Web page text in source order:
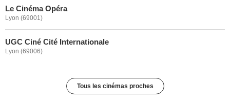
Le Cinéma Opéra
Lyon (69001)
UGC Ciné Cité Internationale
Lyon (69006)
Tous les cinémas proches